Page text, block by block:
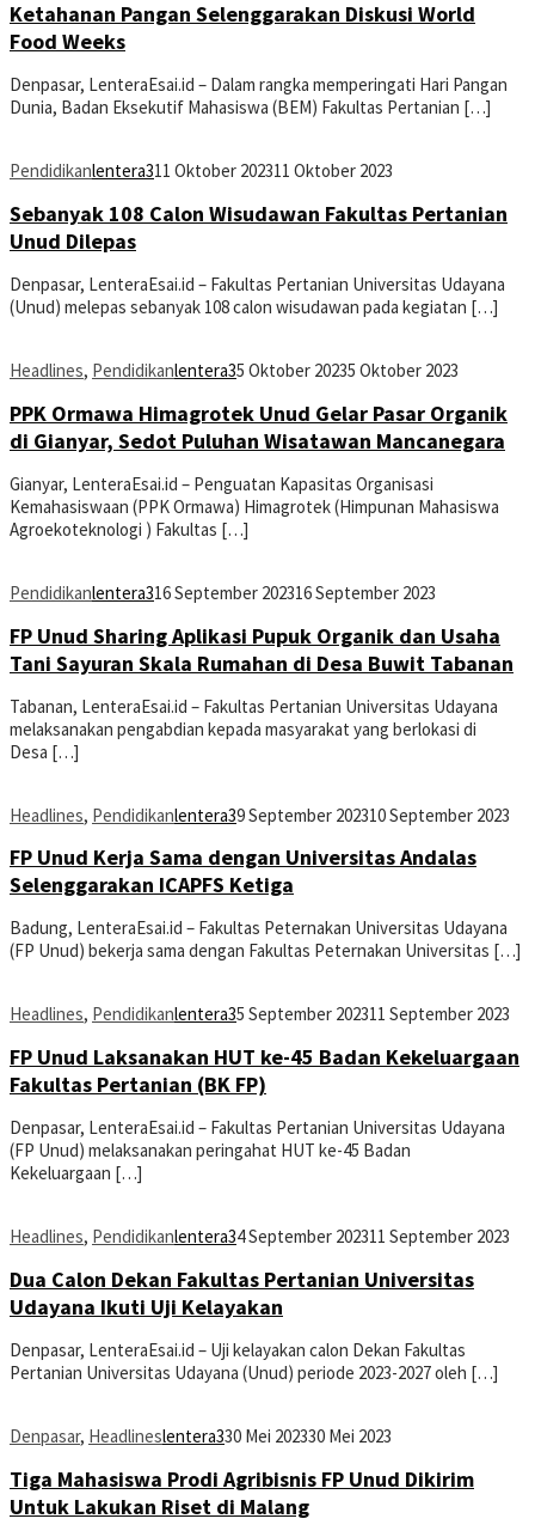
Ketahanan Pangan Selenggarakan Diskusi World
Food Weeks
Denpasar, LenteraEsai.id – Dalam rangka memperingati Hari Pangan
Dunia, Badan Eksekutif Mahasiswa (BEM) Fakultas Pertanian […]
Pendidikanlentera311 Oktober 202311 Oktober 2023
Sebanyak 108 Calon Wisudawan Fakultas Pertanian
Unud Dilepas
Denpasar, LenteraEsai.id – Fakultas Pertanian Universitas Udayana
(Unud) melepas sebanyak 108 calon wisudawan pada kegiatan […]
Headlines, Pendidikanlentera35 Oktober 20235 Oktober 2023
PPK Ormawa Himagrotek Unud Gelar Pasar Organik
di Gianyar, Sedot Puluhan Wisatawan Mancanegara
Gianyar, LenteraEsai.id – Penguatan Kapasitas Organisasi
Kemahasiswaan (PPK Ormawa) Himagrotek (Himpunan Mahasiswa
Agroekoteknologi ) Fakultas […]
Pendidikanlentera316 September 202316 September 2023
FP Unud Sharing Aplikasi Pupuk Organik dan Usaha
Tani Sayuran Skala Rumahan di Desa Buwit Tabanan
Tabanan, LenteraEsai.id – Fakultas Pertanian Universitas Udayana
melaksanakan pengabdian kepada masyarakat yang berlokasi di
Desa […]
Headlines, Pendidikanlentera39 September 202310 September 2023
FP Unud Kerja Sama dengan Universitas Andalas
Selenggarakan ICAPFS Ketiga
Badung, LenteraEsai.id – Fakultas Peternakan Universitas Udayana
(FP Unud) bekerja sama dengan Fakultas Peternakan Universitas […]
Headlines, Pendidikanlentera35 September 202311 September 2023
FP Unud Laksanakan HUT ke-45 Badan Kekeluargaan
Fakultas Pertanian (BK FP)
Denpasar, LenteraEsai.id – Fakultas Pertanian Universitas Udayana
(FP Unud) melaksanakan peringahat HUT ke-45 Badan
Kekeluargaan […]
Headlines, Pendidikanlentera34 September 202311 September 2023
Dua Calon Dekan Fakultas Pertanian Universitas
Udayana Ikuti Uji Kelayakan
Denpasar, LenteraEsai.id – Uji kelayakan calon Dekan Fakultas
Pertanian Universitas Udayana (Unud) periode 2023-2027 oleh […]
Denpasar, Headlineslentera330 Mei 202330 Mei 2023
Tiga Mahasiswa Prodi Agribisnis FP Unud Dikirim
Untuk Lakukan Riset di Malang